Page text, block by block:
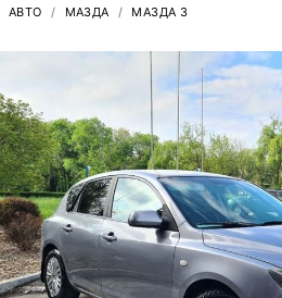
АВТО МАЗДА МАЗДА 3